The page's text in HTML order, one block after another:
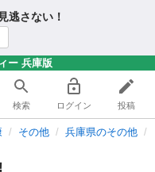
逃さない！
ー 兵庫版
検索 ログイン 投稿
その他 兵庫県のその他